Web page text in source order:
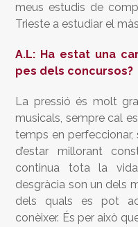
meus estudis de
Trieste a estudiar el
A.L: Ha estat una
pes dels concursos?
La pressió és molt
musicals, sempre cal
temps en perfeccionar,
d’estar millorant
continua tota la
desgràcia son un dels
dels quals es pot
conèixer. És per això